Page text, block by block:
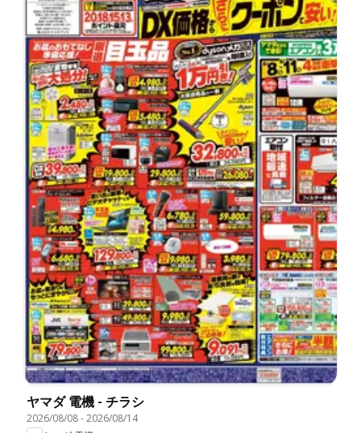
ヤマダ 電機 - チラシ
2026/08/08-2026/08/14